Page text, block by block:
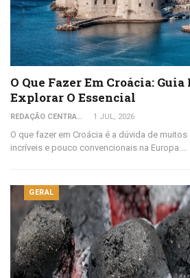
O Que Fazer Em Croácia:
Explorar O Essencial
REDAÇÃO CENTRAL DO VIAJANTE 1 JUL, 2026
O que fazer em Croácia é a dúvida de
incríveis e pouco convencionais na Europa.…
GERAL